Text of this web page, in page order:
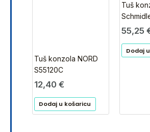
Tuš konzola NORD
S55120C
12,40 €
Dodaj u košaricu
Tuš
55,25
Dodaj